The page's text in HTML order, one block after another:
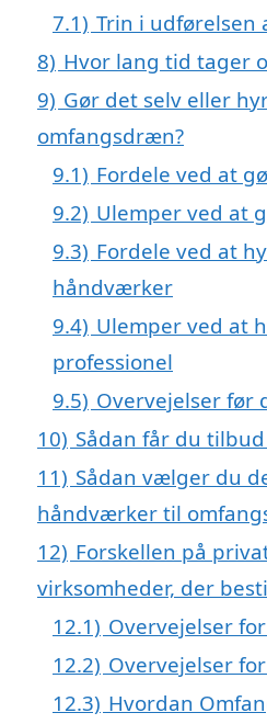
7.1) Trin i udførelsen
8) Hvor lang tid tager
9) Gør det selv eller
omfangsdræn?
9.1) Fordele ved at
9.2) Ulemper ved at
9.3) Fordele ved at
håndværker
9.4) Ulemper ved at
professionel
9.5) Overvejelser før
10) Sådan får du
11) Sådan vælger du
håndværker til
12) Forskellen på
virksomheder, der
12.1) Overvejelser
12.2) Overvejelser
12.3) Hvordan